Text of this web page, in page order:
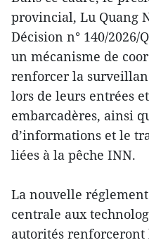
provincial, Lu Quang
Décision n° 140/2026/
un mécanisme de
renforcer la
lors de leurs entrées
embarcadères, ainsi
d’informations et le
liées à la pêche INN.
La nouvelle
centrale aux
autorités renforceront